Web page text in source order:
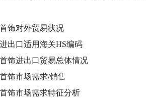
饰对外贸易状况
出口适用海关HS编码
饰进出口贸易总体情况
饰市场需求/销售
饰市场需求特征分析